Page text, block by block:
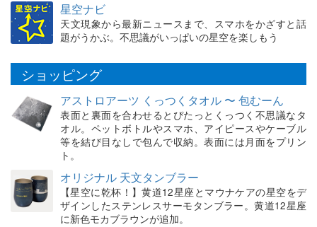
星空ナビ
天文現象から最新ニュースまで、スマホをかざすと話
題がうかぶ。不思議がいっぱいの星空を楽しもう
ショッピング
アストロアーツ くっつくタオル 〜 包むーん
表面と裏面を合わせるとぴたっとくっつく不思議なタ
オル。ペットボトルやスマホ、アイピースやケーブル
等を結び目なしで包んで収納。表面には月面をプリン
ト。
オリジナル 天文タンブラー
【星空に乾杯！】黄道12星座とマウナケアの星空をデ
ザインしたステンレスサーモタンブラー。黄道12星座
に新色モカブラウンが追加。